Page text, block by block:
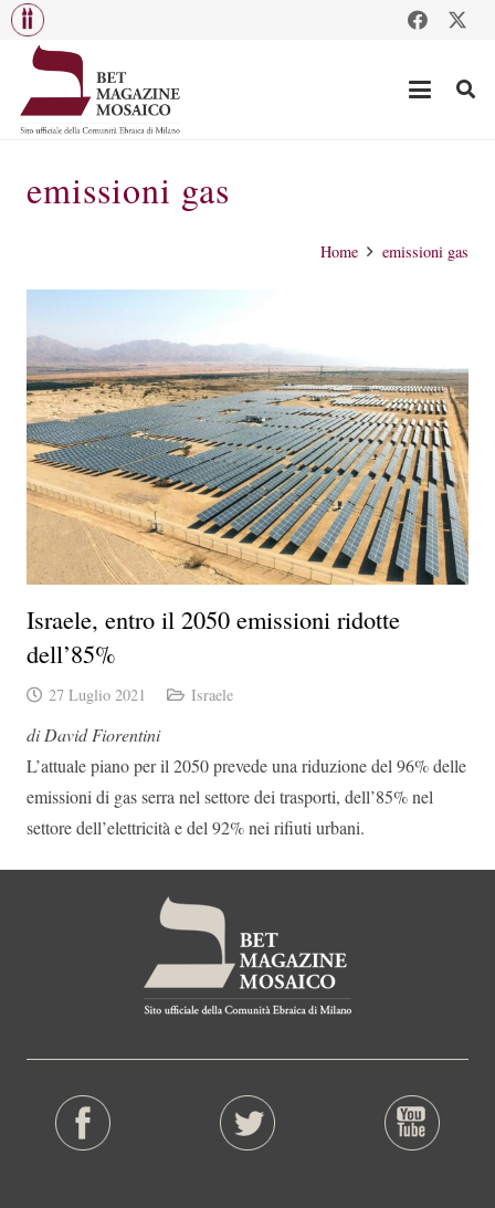
emissioni gas
Home emissioni gas
Israele, entro il 2050 emissioni ridotte
dell’85%
27 Luglio 2021 Israele
di David Fiorentini
L’attuale piano per il 2050 prevede una riduzione del 96% delle
emissioni di gas serra nel settore dei trasporti, dell’85% nel
settore dell’elettricità e del 92% nei rifiuti urbani.